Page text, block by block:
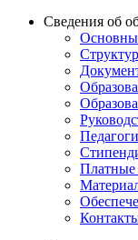
Сведения об
Платные